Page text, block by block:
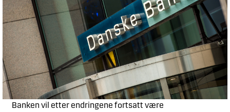
Banken vil etter endringene fortsatt være